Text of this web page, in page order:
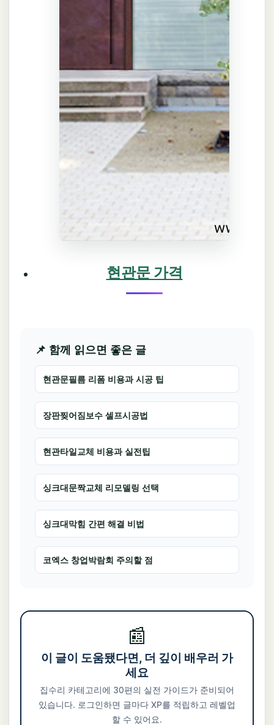
현관문 가격
📌 함께 읽으면 좋은 글
현관문필름 리폼 비용과 시공 팁
장판찢어짐보수 셀프시공법
현관타일교체 비용과 실전팁
싱크대문짝교체 리모델링 선택
싱크대막힘 간편 해결 비법
코엑스 창업박람회 주의할 점
📰
이 글이 도움됐다면, 더 깊이 배우러 가
세요
집수리 카테고리에 30편의 실전 가이드가 준비되어
있습니다. 로그인하면 글마다 XP를 적립하고 레벨업
할 수 있어요.